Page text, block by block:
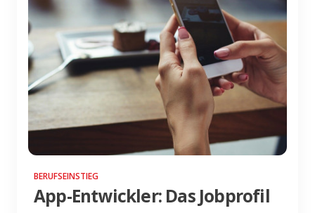
BERUFSEINSTIEG
App-Entwickler: Das Jobprofil